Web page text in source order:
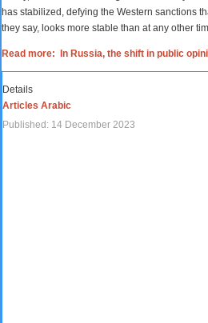
has stabilized, defying the Western sanctions
they say, looks more stable than at any other
Read more: In Russia, the shift in public
Details
Articles Arabic
Published: 14 December 2023